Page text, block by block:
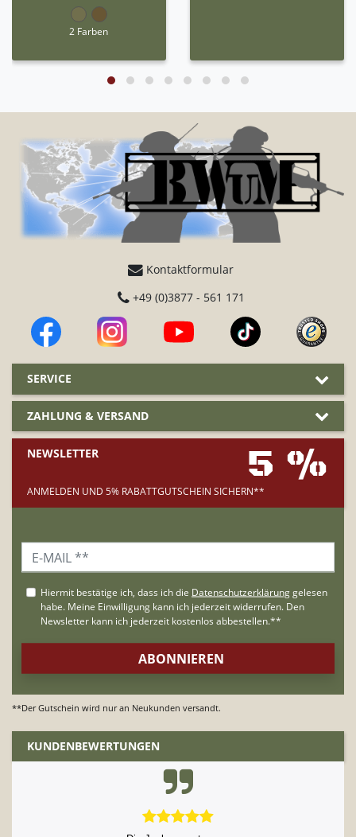
2 Farben
Kontaktformular
+49 (0)3877 - 561 171
SERVICE
ZAHLUNG & VERSAND
NEWSLETTER 5 %
ANMELDEN UND 5% RABATTGUTSCHEIN SICHERN**
**Der Gutschein wird nur an Neukunden versandt.
KUNDENBEWERTUNGEN